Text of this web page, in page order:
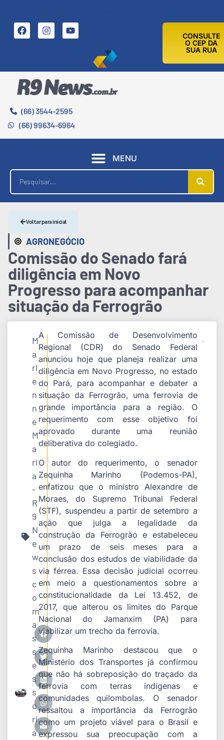
CONSULTE
O CEP DA
SUA RUA
(66) 3544-2595
(66) 99634-6964
MENU
AGRONEGÓCIO
Voltar para inicial
Comissão do Senado fará
diligência em Novo
Progresso para acompanhar
situação da Ferrogrão
M
a
rl
e
n
n
e
M
a
ri
a
-
R
9
N
e
w
s
c
o
m
a
s
s
e
s
s
o
ri
a
A Comissão de Desenvolvimento
Regional (CDR) do Senado Federal
anunciou hoje que planeja realizar uma
diligência em Novo Progresso, no estado
do Pará, para acompanhar e debater a
situação da Ferrogrão, uma ferrovia de
grande importância para a região. O
requerimento com esse objetivo foi
aprovado durante uma reunião
deliberativa do colegiado.
O autor do requerimento, o senador
Zequinha Marinho (Podemos-PA),
enfatizou que o ministro Alexandre de
Moraes, do Supremo Tribunal Federal
(STF), suspendeu a partir de setembro a
ação que julga a legalidade da
construção da Ferrogrão e estabeleceu
um prazo de seis meses para a
conclusão dos estudos de viabilidade da
via férrea. Essa decisão judicial ocorreu
em meio a questionamentos sobre a
constitucionalidade da Lei 13.452, de
2017, que alterou os limites do Parque
Nacional do Jamanxim (PA) para
viabilizar um trecho da ferrovia.
Zequinha Marinho destacou que o
Ministério dos Transportes já confirmou
que não há sobreposição do traçado da
ferrovia com terras indígenas e
comunidades quilombolas. O senador
ressaltou a importância da Ferrogrão
como um projeto viável para o Brasil e
expressou sua preocupação com a